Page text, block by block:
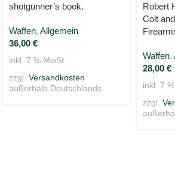
shotgunner’s book.
Waffen, Allgemein
36,00 €
inkl. 7 % MwSt.
zzgl. Versandkosten
außerhalb Deutschlands.
Robert
Colt
Waffen,
28,00 €
inkl. 7
zzgl.